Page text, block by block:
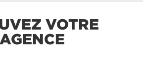
VOTRE
AGENCE